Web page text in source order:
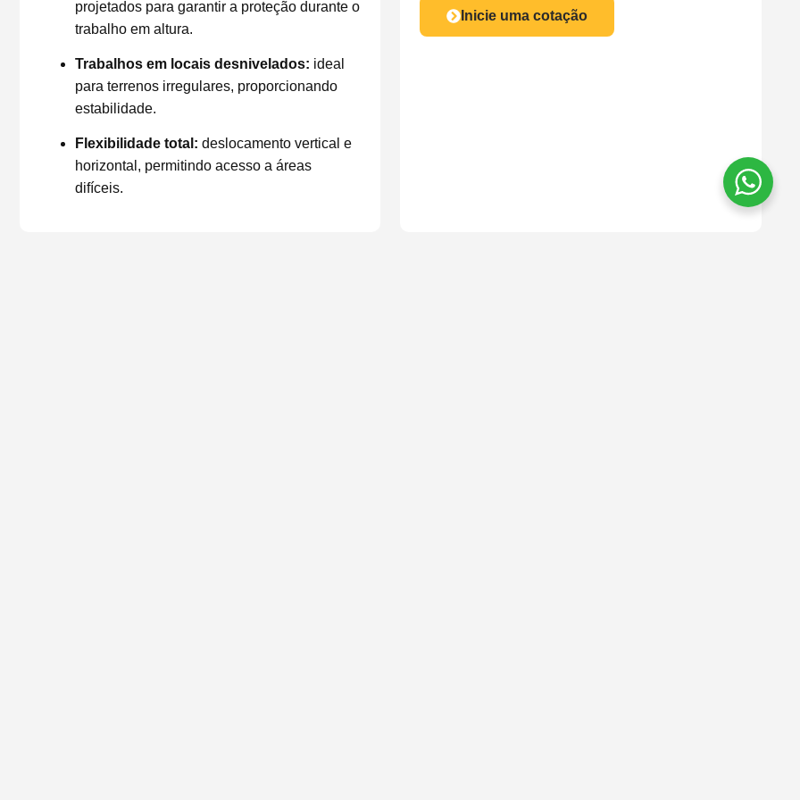
projetados para garantir a proteção durante o
trabalho em altura.
Trabalhos em locais desnivelados: ideal
para terrenos irregulares, proporcionando
estabilidade.
Flexibilidade total: deslocamento vertical e
horizontal, permitindo acesso a áreas
difíceis.
Inicie uma cotação